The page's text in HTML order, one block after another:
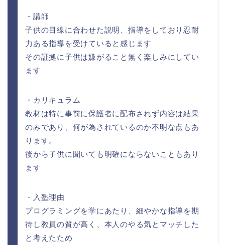
・講師
子供の目線に合わせた説明、指導をしており忍耐
力ある指導を受けていると感じます
その証拠に子供は嫌がること無く楽しみにしてい
ます
・カリキュラム
教材は特に事前に保護者に配布されず内容は結果
のみであり、何が為されているのか不明な点もあ
ります。
後から子供に聞いても明確にならないこともあり
ます
・入塾理由
プログラミングを学にあたり、細やかな指導を期
待し教員の質が高く、本人のやる気とマッチした
と考えたため